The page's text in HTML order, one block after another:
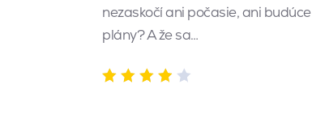
nezaskočí ani počasie, ani budúce
plány? A že sa…